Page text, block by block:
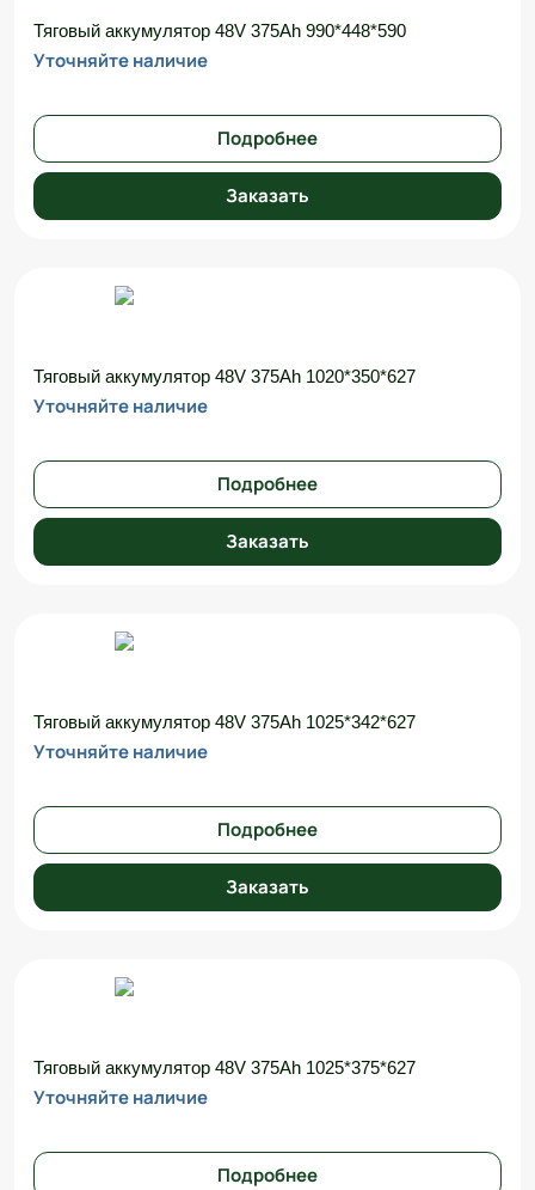
Тяговый аккумулятор 48V 375Ah 990*448*590
Уточняйте наличие
Подробнее
Заказать
Тяговый аккумулятор 48V 375Ah 1020*350*627
Уточняйте наличие
Подробнее
Заказать
Тяговый аккумулятор 48V 375Ah 1025*342*627
Уточняйте наличие
Подробнее
Заказать
Тяговый аккумулятор 48V 375Ah 1025*375*627
Уточняйте наличие
Подробнее